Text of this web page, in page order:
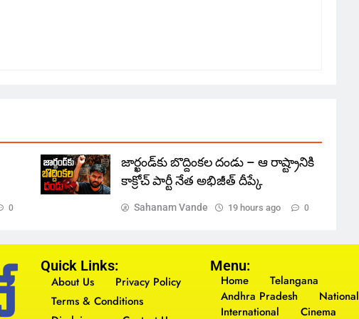
0
జార్ఖండ్‌కు బొద్దింకల దండు – ఆ రాష్ట్రానికి
కాక్రోచ్ పార్టీ నేత అభిజీత్ దీప్కే
Sahanam Vande 19 hours ago 0
Quick Links:
About Us
Privacy Policy
Terms & Conditions
Menu:
Home
Telangana
Andhra Pradesh
National
International
Cinema